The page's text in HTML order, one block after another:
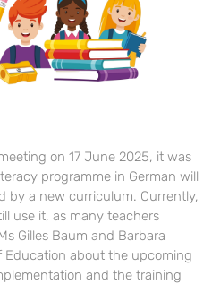
on 17 June 2025, it was
programme in German will
by a new curriculum. Currently,
use it, as many teachers
Gilles Baum and Barbara
Education about the upcoming
and the training